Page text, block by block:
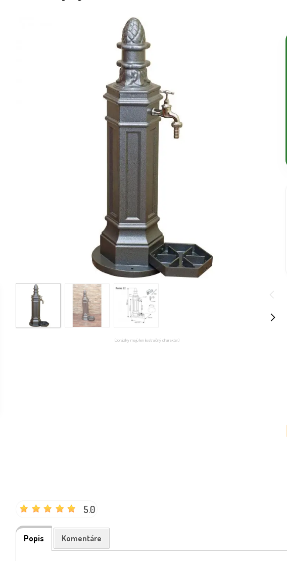
(obrázky majú len ilustračný charakter)
5.0
Popis Komentáre